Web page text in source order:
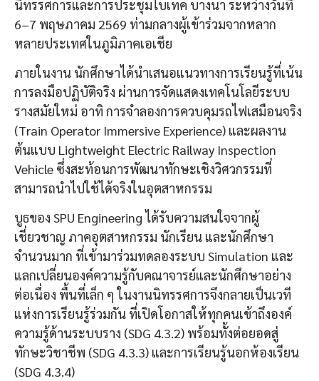
นิทรรศการและการประชุมไบเทค บางนา ระหว่างวันที่
6–7 พฤษภาคม 2569 ท่ามกลางผู้เข้าร่วมจากหลาก
หลายประเทศในภูมิภาคเอเชีย
ภายในงาน นักศึกษาได้นำเสนอแนวทางการเรียนรู้ที่เน้น
การลงมือปฏิบัติจริง ผ่านการจัดแสดงเทคโนโลยีระบบ
รางสมัยใหม่ อาทิ การจำลองการควบคุมรถไฟเสมือนจริง
(Train Operator Immersive Experience) และผลงาน
ต้นแบบ Lightweight Electric Railway Inspection
Vehicle ซึ่งสะท้อนการพัฒนาทักษะเชิงวิศวกรรมที่
สามารถนำไปใช้ได้จริงในอุตสาหกรรม
บูธของ SPU Engineering ได้รับความสนใจจากผู้
เชี่ยวชาญ ภาคอุตสาหกรรม นักเรียน และนักศึกษา
จำนวนมาก ที่เข้ามาร่วมทดลองระบบ Simulation และ
แลกเปลี่ยนองค์ความรู้กับคณาจารย์และนักศึกษาอย่าง
ต่อเนื่อง พื้นที่เล็ก ๆ ในงานนิทรรศการจึงกลายเป็นเวที
แห่งการเรียนรู้ร่วมกัน ที่เปิดโอกาสให้ทุกคนเข้าถึงองค์
ความรู้ด้านระบบราง (SDG 4.3.2) พร้อมทั้งต่อยอดสู่
ทักษะวิชาชีพ (SDG 4.3.3) และการเรียนรู้นอกห้องเรียน
(SDG 4.3.4)